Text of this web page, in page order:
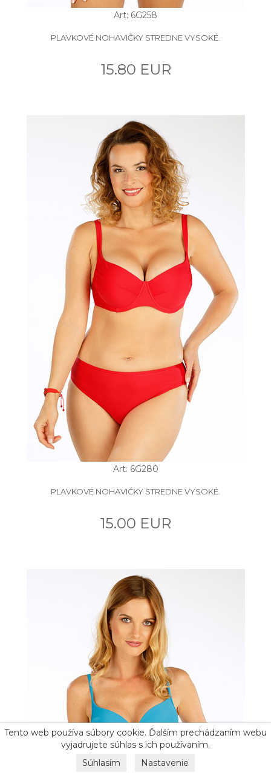
Art: 6G258
PLAVKOVÉ NOHAVIČKY STREDNE VYSOKÉ.
15.80 EUR
Art: 6G280
PLAVKOVÉ NOHAVIČKY STREDNE VYSOKÉ.
15.00 EUR
Tento web používa súbory cookie. Ďalším prechádzaním webu
vyjadrujete súhlas s ich používaním.
Súhlasím
Nastavenie